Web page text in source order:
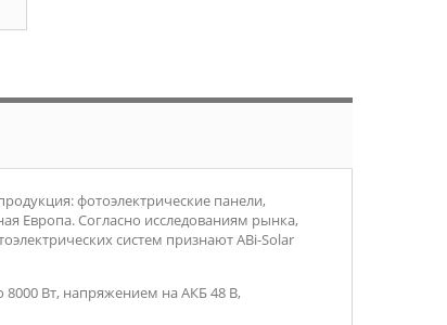
фотоэлектрические панели,
Европа. Согласно исследованиям рынка,
систем признают ABi-Solar
Вт, напряжением на АКБ 48 В,